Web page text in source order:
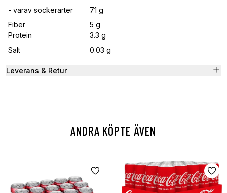
- varav sockerarter
71 g
Fiber
Protein
5 g
3.3 g
Salt
0.03 g
Leverans & Retur
ANDRA KÖPTE ÄVEN